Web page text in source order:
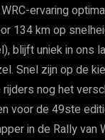
ervaring
134 km op
blijft uniek in ons
Snel zijn op de
nog het
voor de 49ste
in de Rally van